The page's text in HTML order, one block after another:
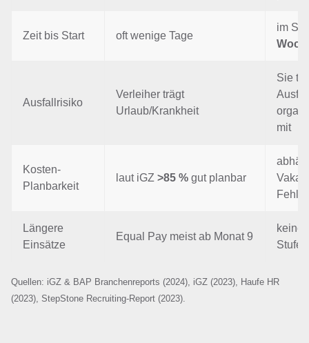
Zeit bis Start oft wenige Tage
im
Ausfallrisiko
Verleiher trägt
Urlaub/Krankheit
Sie
mit
Kosten-
Planbarkeit
laut iGZ >85 % gut planbar
Längere
Einsätze
Equal Pay meist ab Monat 9
keine
Stufe
Quellen: iGZ & BAP Branchenreports (2024), iGZ (2023), Haufe HR
(2023), StepStone Recruiting-Report (2023).